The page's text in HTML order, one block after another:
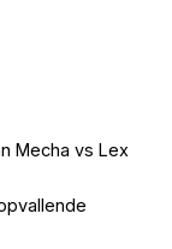
Mecha vs Lex